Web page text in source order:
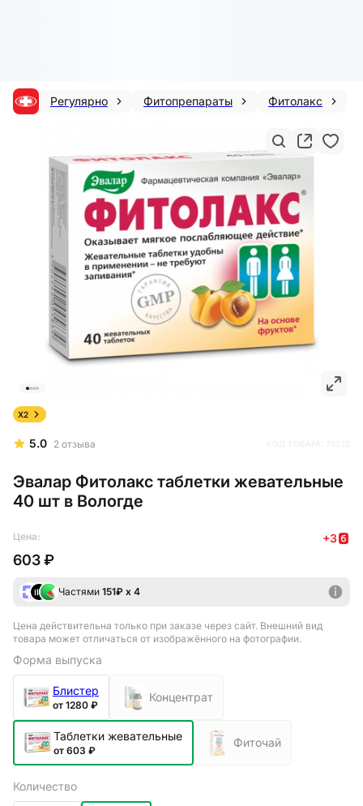
Регулярно Фитопрепараты Фитолакс
5.0 2 отзыва
Эвалар Фитолакс таблетки жевательные
40 шт в Вологде
X2
Цена: +3
603 ₽
Частями 151₽ х 4
Цена действительна только при заказе через сайт. Внешний вид
товара может отличаться от изображённого на фотографии.
Форма выпуска
Блистер
от 1280 ₽
Концентрат
Таблетки жевательные
от 603 ₽
Фиточай
Количество